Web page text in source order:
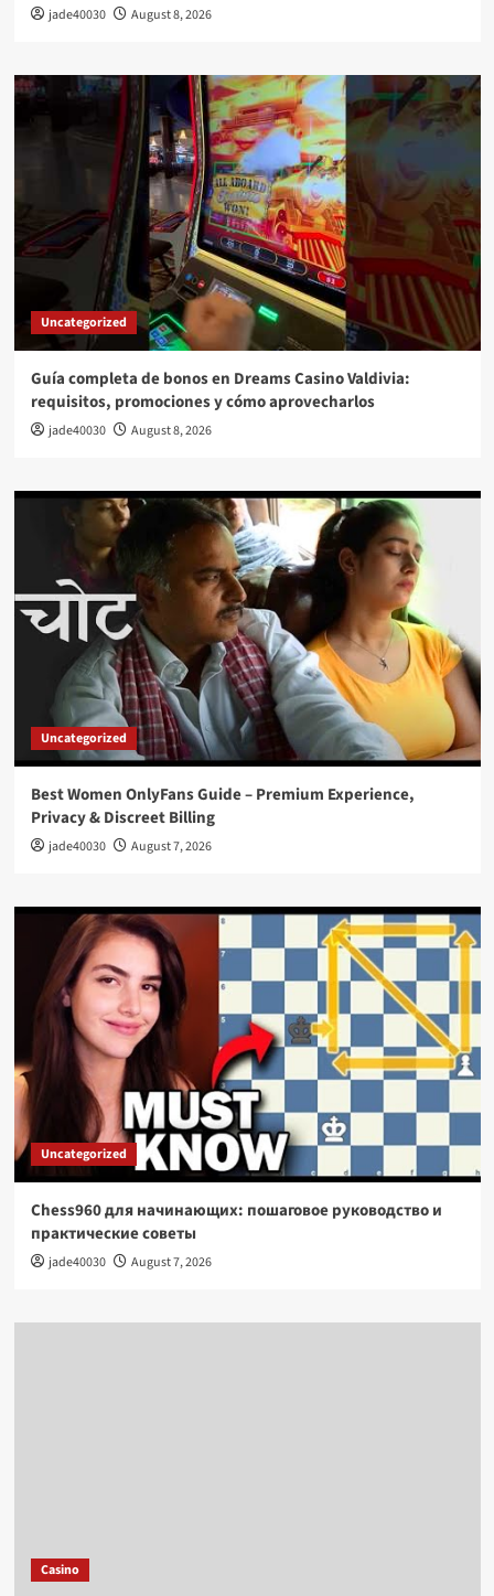
jade40030 August 8, 2026
Uncategorized
Guía completa de bonos en Dreams Casino Valdivia:
requisitos, promociones y cómo aprovecharlos​
jade40030 August 8, 2026
Uncategorized
Best Women OnlyFans Guide – Premium Experience,
Privacy & Discreet Billing
jade40030 August 7, 2026
Uncategorized
Chess960 для начинающих: пошаговое руководство и
практические советы
jade40030 August 7, 2026
Casino